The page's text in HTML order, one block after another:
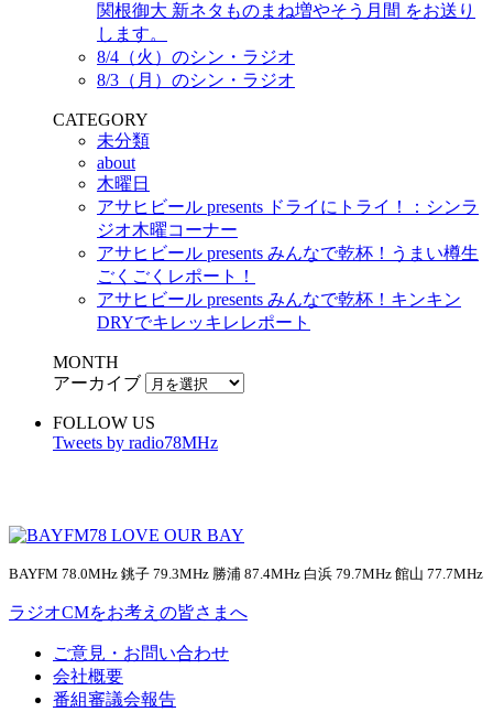
関根御大 新ネタものまね増やそう月間 をお送り
します。
8/4（火）のシン・ラジオ
8/3（月）のシン・ラジオ
CATEGORY
未分類
about
木曜日
アサヒビール presents ドライにトライ！：シンラ
ジオ木曜コーナー
アサヒビール presents みんなで乾杯！うまい樽生
ごくごくレポート！
アサヒビール presents みんなで乾杯！キンキン
DRYでキレッキレレポート
MONTH
アーカイブ
FOLLOW US
Tweets by radio78MHz
BAYFM 78.0MHz 銚子 79.3MHz 勝浦 87.4MHz 白浜 79.7MHz 館山 77.7MHz
ラジオCMをお考えの皆さまへ
ご意見・お問い合わせ
会社概要
番組審議会報告